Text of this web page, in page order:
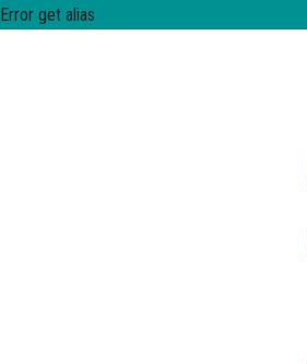
Error get alias